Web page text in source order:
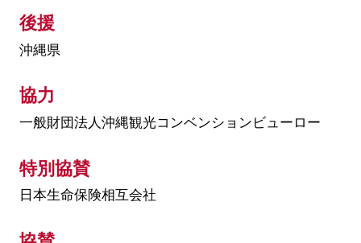
後援
沖縄県
協力
一般財団法人沖縄観光コンベンションビューロー
特別協賛
日本生命保険相互会社